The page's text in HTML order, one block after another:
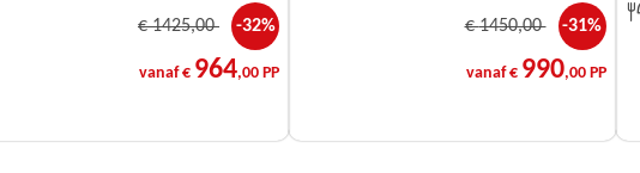
€1425,00 -32%
vanaf € 964,00 PP
€1450,00 -31%
vanaf € 990,00 PP